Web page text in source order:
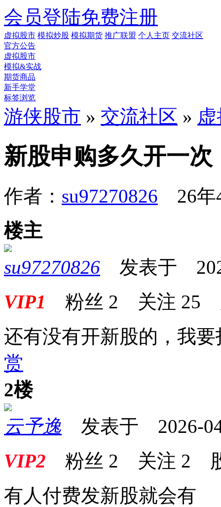
会员登陆免费注册
虚拟股市 模拟炒股 模拟期货 推广联盟 个人主页 交流社区
官方公告
虚拟股市
模拟&实战
期货商品
新手学堂
标签浏览
游侠股市 » 交流社区 »
新股申购多久开一次
作者： su97270826 26年
楼主
su97270826 发表于
VIP1 粉丝 2 关注 25
还有没有开新股的，我
赏
2楼
云予逸 发表于 2026-
VIP2 粉丝 2 关注 2
有人付费发新股就会有